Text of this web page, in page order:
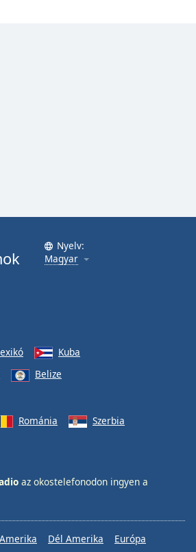
Nyelv:
Magyar
Kuba
Belize
Románia
Szerbia
az okostelefonodon ingyen a
Dél Amerika
Európa